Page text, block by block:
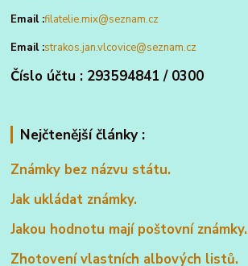
Email :filatelie.mix@seznam.cz
Email :strakos.jan.vlcovice@seznam.cz
Číslo účtu : 293594841 / 0300
Nejčtenější články :
Známky bez názvu státu.
Jak ukládat známky.
Jakou hodnotu mají poštovní známky.
Zhotovení vlastních albových listů.